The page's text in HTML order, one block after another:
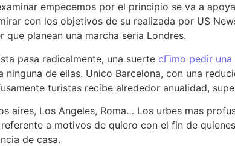
empecemos por el principio se va a
con los objetivos de su realizada por US
planean una marcha seri­a Londres.
pasa radicalmente, una suerte cГіmo pedir
de ellas. Unico Barcelona, con una
turistas recibe alrededor anualidad,
aires, Los Angeles, Roma… Los urbes mas
a motivos de quiero con el fin de
de casa.